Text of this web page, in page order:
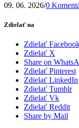
09. 06. 2026/0
Zdielať na
Zdielať
Zdielať X
Share on
Zdielať Pinterest
Zdielať LinkedIn
Zdielať Tumblr
Zdielať Vk
Zdielať Reddit
Share by Mail